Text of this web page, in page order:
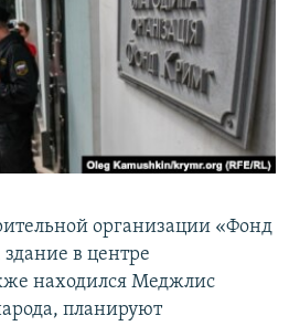
организации «Фонд
в центре
находился Меджлис
планируют